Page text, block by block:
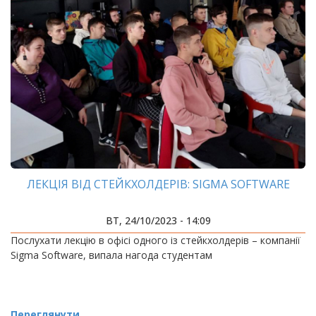
ЛЕКЦІЯ ВІД СТЕЙКХОЛДЕРІВ: SIGMA SOFTWARE
ВТ, 24/10/2023 - 14:09
Послухати лекцію в офісі одного із стейкхолдерів – компанії
Sigma Software, випала нагода студентам